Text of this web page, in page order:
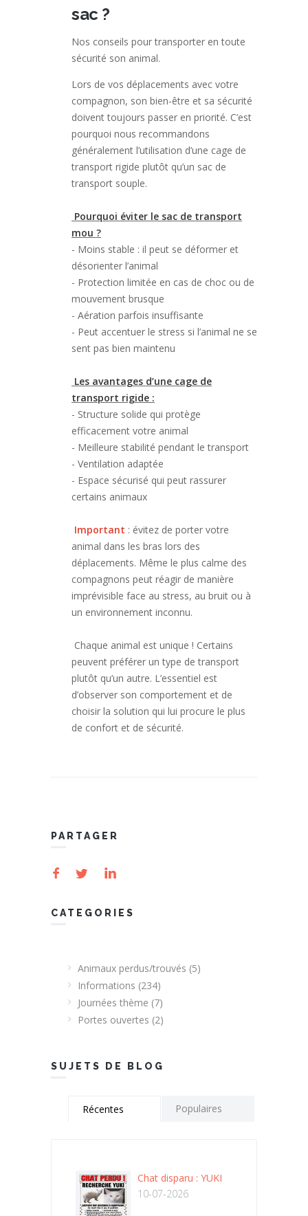
sac ?
Nos conseils pour transporter en toute
sécurité son animal.
Lors de vos déplacements avec votre
compagnon, son bien-être et sa sécurité
doivent toujours passer en priorité. C’est
pourquoi nous recommandons
généralement l’utilisation d’une cage de
transport rigide plutôt qu’un sac de
transport souple.
Pourquoi éviter le sac de transport
mou ?
- Moins stable : il peut se déformer et
désorienter l’animal
- Protection limitée en cas de choc ou de
mouvement brusque
- Aération parfois insuffisante
- Peut accentuer le stress si l’animal ne se
sent pas bien maintenu
Les avantages d’une cage de
transport rigide :
- Structure solide qui protège
efficacement votre animal
- Meilleure stabilité pendant le transport
- Ventilation adaptée
- Espace sécurisé qui peut rassurer
certains animaux
Important : évitez de porter votre
animal dans les bras lors des
déplacements. Même le plus calme des
compagnons peut réagir de manière
imprévisible face au stress, au bruit ou à
un environnement inconnu.
Chaque animal est unique ! Certains
peuvent préférer un type de transport
plutôt qu’un autre. L’essentiel est
d’observer son comportement et de
choisir la solution qui lui procure le plus
de confort et de sécurité.
PARTAGER
CATEGORIES
Animaux perdus/trouvés (5)
Informations (234)
Journées thème (7)
Portes ouvertes (2)
SUJETS DE BLOG
Récentes Populaires
Chat disparu : YUKI
10-07-2026